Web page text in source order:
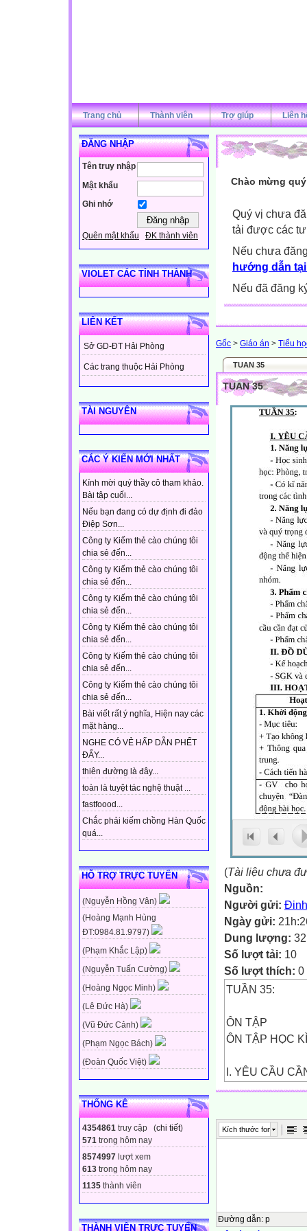
Trang chủ Thành viên Trợ giúp Liên
ĐĂNG NHẬP
Tên truy nhập
Mật khẩu
Ghi nhớ
Quên mật khẩu ĐK thành viên
VIOLET CÁC TỈNH THÀNH
LIÊN KẾT
Sở GD-ĐT Hải Phòng
Các trang thuộc Hải Phòng
TÀI NGUYÊN
CÁC Ý KIẾN MỚI NHẤT
Kính mời quý thầy cô tham khảo.
Bài tập cuối...
Nếu bạn đang có dự định đi đảo
Điệp Sơn...
Công ty Kiếm thẻ cào chúng tôi
chia sẻ đến...
Công ty Kiếm thẻ cào chúng tôi
chia sẻ đến...
Công ty Kiếm thẻ cào chúng tôi
chia sẻ đến...
Công ty Kiếm thẻ cào chúng tôi
chia sẻ đến...
Công ty Kiếm thẻ cào chúng tôi
chia sẻ đến...
Công ty Kiếm thẻ cào chúng tôi
chia sẻ đến...
Bài viết rất ý nghĩa, Hiện nay các
mặt hàng...
NGHE CÓ VẺ HẤP DẪN PHẾT
ĐẤY...
thiên đường là đây...
toàn là tuyệt tác nghệ thuật ...
fastfoood...
Chắc phải kiếm chồng Hàn Quốc
quá...
HỖ TRỢ TRỰC TUYẾN
(Nguyễn Hồng Vân)
(Hoàng Mạnh Hùng
ĐT:0984.81.9797)
(Phạm Khắc Lập)
(Nguyễn Tuấn Cường)
(Hoàng Ngọc Minh)
(Lê Đức Hà)
(Vũ Đức Cảnh)
(Phạm Ngọc Bách)
(Đoàn Quốc Việt)
THỐNG KÊ
4354861 truy cập (chi tiết)
571 trong hôm nay
8574997 lượt xem
613 trong hôm nay
1135 thành viên
THÀNH VIÊN TRỰC TUYẾN
Chào mừng
Quý vị chưa
tải được các
Nếu chưa
hướng dẫn
Nếu đã đăng
Gốc > Giáo án > Tiểu
TUAN 35
TUAN 35
(Tài liệu chưa
Nguồn:
Người gửi:
Ngày gửi:
Dung lượng:
Số lượt tải: 10
Số lượt thích: 0
TUẦN 35:
ÔN TẬP
ÔN TẬP HỌC
I. YÊU CẦU
1. Năng lực đặc
qua 2 bài
học: Phòng,
- Năng lực tự
Kích thước font
Đường dẫn: p